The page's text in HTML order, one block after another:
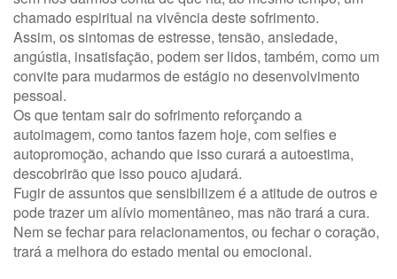
chamado espiritual na vivência deste sofrimento.
Assim, os sintomas de estresse, tensão, ansiedade,
angústia, insatisfação, podem ser lidos, também, como um
convite para mudarmos de estágio no desenvolvimento
pessoal.
Os que tentam sair do sofrimento reforçando a
autoimagem, como tantos fazem hoje, com selfies e
autopromoção, achando que isso curará a autoestima,
descobrirão que isso pouco ajudará.
Fugir de assuntos que sensibilizem é a atitude de outros e
pode trazer um alívio momentâneo, mas não trará a cura.
Nem se fechar para relacionamentos, ou fechar o coração,
trará a melhora do estado mental ou emocional.